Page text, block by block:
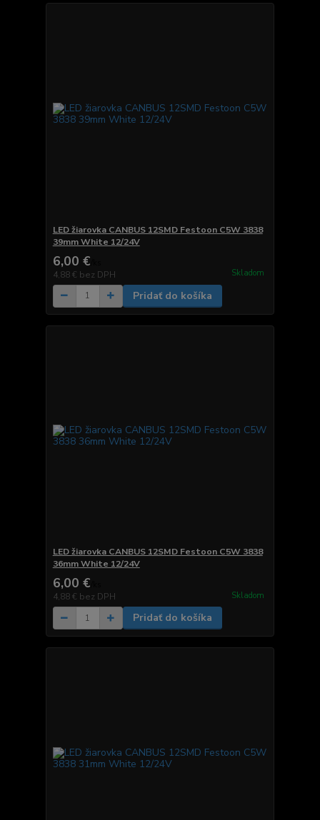
LED žiarovka CANBUS 12SMD Festoon C5W 3838
39mm White 12/24V
6,00 €
4,88 € bez DPH Skladom
Pridať do košíka
LED žiarovka CANBUS 12SMD Festoon C5W 3838
36mm White 12/24V
6,00 €
4,88 € bez DPH Skladom
Pridať do košíka